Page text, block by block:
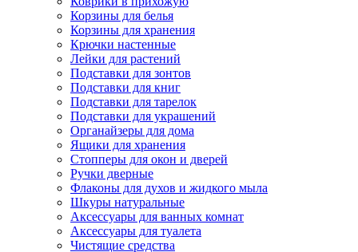
Корзины для белья
Корзины для хранения
Крючки настенные
Лейки для растений
Подставки для зонтов
Подставки для книг
Подставки для тарелок
Подставки для украшений
Органайзеры для дома
Ящики для хранения
Стопперы для окон и дверей
Ручки дверные
Флаконы для духов и жидкого мыла
Шкуры натуральные
Аксессуары для ванных комнат
Аксессуары для туалета
Чистящие средства